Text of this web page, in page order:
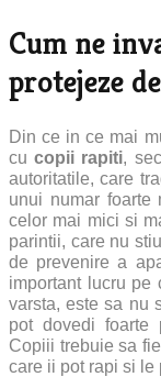
Cum ne
protejeze
Din ce in ce mai
cucopii rapiti,
autoritatile, care
unui numar foarte
celor mai mici si
parintii, care nu
de prevenire a
important lucru pe
varsta, este sa nu
pot dovedi foarte
Copiii trebuie sa
care ii pot rapi si le